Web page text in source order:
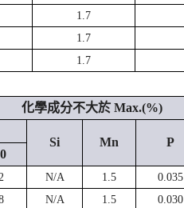
1.7
1.7
1.7
化學成分不大於 Max.(%)
Si
Mn P
N/A 1.5 0.035
N/A 1.5 0.030